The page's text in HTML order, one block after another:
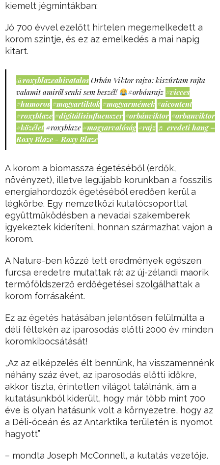
kiemelt jégmintákban:
Jó 700 évvel ezelőtt hirtelen megemelkedett a
korom szintje, és ez az emelkedés a mai napig
kitart.
@roxyblazeahivatalos Orbán Viktor rajza: kiszúrtam rajta
valamit amiről senki sem beszél!
#orbánrajz #vicces
#humoros #magyartiktok #magyarmémek #aicontent
#roxyblaze #digitálisinfluenszer #orbánviktor #orbanviktor
#közélet #roxyblaze #magyarvalóság #rajz ♬ eredeti hang –
Roxy Blaze - Roxy Blaze
A korom a biomassza égetéséből (erdők,
növényzet), illetve legújabb korunkban a fosszilis
energiahordozók égetéséből eredően kerül a
légkörbe. Egy nemzetközi kutatócsoporttal
együttműködésben a nevadai szakemberek
igyekeztek kideríteni, honnan származhat vajon a
korom.
A Nature-ben közzé tett eredmények egészen
furcsa eredetre mutattak rá: az új-zélandi maorik
termőföldszerző erdőégetései szolgálhattak a
korom forrásaként.
Ez az égetés hatásában jelentősen felülmúlta a
déli féltekén az iparosodás előtti 2000 év minden
koromkibocsátását!
„Az az elképzelés élt bennünk, ha visszamennénk
néhány száz évet, az iparosodás előtti időkre,
akkor tiszta, érintetlen világot találnánk, ám a
kutatásunkból kiderült, hogy már több mint 700
éve is olyan hatásunk volt a környezetre, hogy az
a Déli-óceán és az Antarktika területén is nyomot
hagyott”
– mondta Joseph McConnell, a kutatás vezetője.